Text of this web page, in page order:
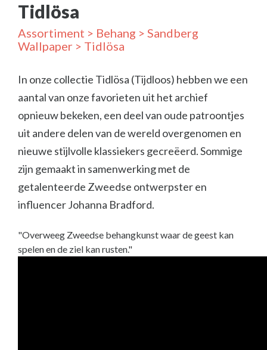
Tidlösa
Assortiment > Behang > Sandberg
Wallpaper > Tidlösa
In onze collectie Tidlösa (Tijdloos) hebben we een
aantal van onze favorieten uit het archief
opnieuw bekeken, een deel van oude patroontjes
uit andere delen van de wereld overgenomen en
nieuwe stijlvolle klassiekers gecreëerd. Sommige
zijn gemaakt in samenwerking met de
getalenteerde Zweedse ontwerpster en
influencer Johanna Bradford.
"Overweeg Zweedse behangkunst waar de geest kan
spelen en de ziel kan rusten."